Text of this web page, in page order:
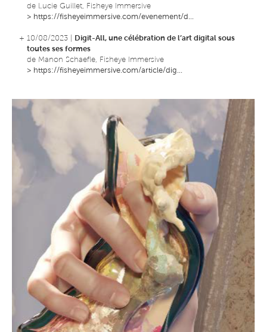
de Lucie Guillet, Fisheye Immersive
> https://fisheyeimmersive.com/evenement/d...
+ 10/08/2023 |
Digit-All, une célébration de l’art digital sous
toutes ses formes
de Manon Schaefle, Fisheye Immersive
> https://fisheyeimmersive.com/article/dig...